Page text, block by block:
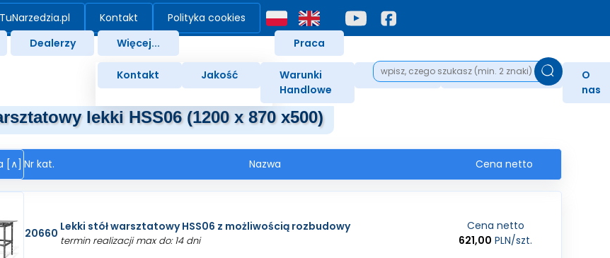
Kontakt
Polityka cookies
Dealerzy Więcej...
Kontakt Jakość
Warunki
Handlowe
Nagrody Podziękowania
O
nas
Praca
lekki HSS06 (1200 x 870 x500)
[∧] Nr kat. Nazwa Cena netto
20660 Lekki stół warsztatowy HSS06 z możliwością rozbudowy
termin realizacji max do: 14 dni
Cena netto
621,00 PLN/szt.